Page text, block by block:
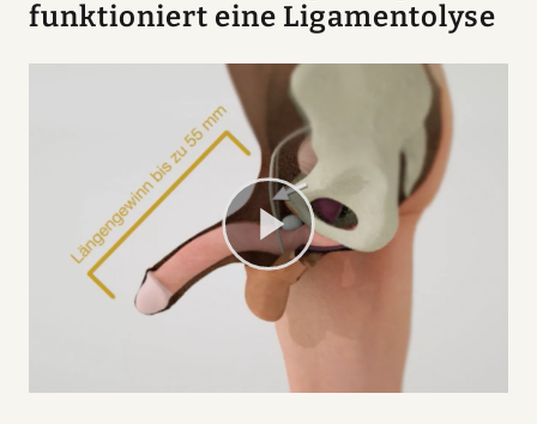
funktioniert eine Ligamentolyse
Play
Video